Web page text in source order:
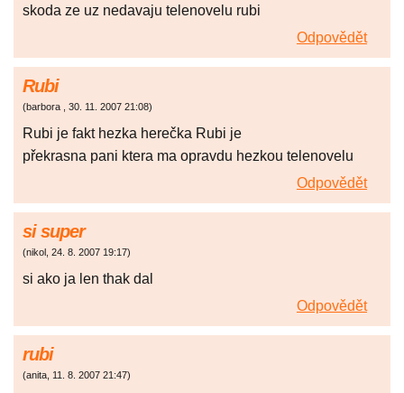
skoda ze uz nedavaju telenovelu rubi
Odpovědět
Rubi
(barbora , 30. 11. 2007 21:08)
Rubi je fakt hezka herečka Rubi je
překrasna pani ktera ma opravdu hezkou telenovelu
Odpovědět
si super
(nikol , 24. 8. 2007 19:17)
si ako ja len thak dal
Odpovědět
rubi
(anita, 11. 8. 2007 21:47)